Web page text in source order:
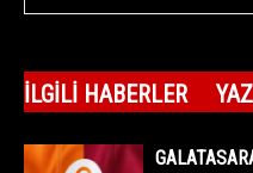
İLGILI HABERLER